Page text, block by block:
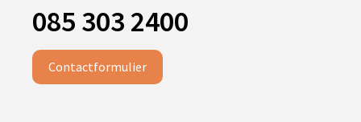
085 303 2400
Contactformulier